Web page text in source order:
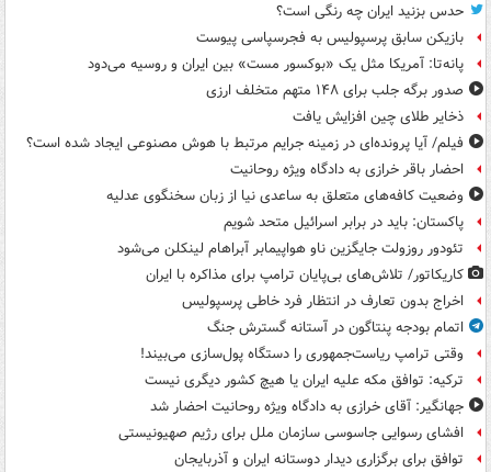
حدس بزنید ایران چه رنگی است؟
بازیکن سابق پرسپولیس به فجرسپاسی پیوست
پانه‌تا: آمریکا مثل یک «بوکسور مست» بین ایران و روسیه می‌دود
صدور برگه جلب برای ۱۴۸ متهم متخلف ارزی
ذخایر طلای چین افزایش یافت
فیلم/ آیا پرونده‌ای در زمینه جرایم مرتبط با هوش مصنوعی ایجاد شده است؟
احضار باقر خرازی به دادگاه ویژه روحانیت
وضعیت کافه‌های متعلق به ساعدی نیا از زبان سخنگوی عدلیه
پاکستان: باید در برابر اسرائیل متحد شویم
تئودور روزولت جایگزین ناو هواپیمابر آبراهام لینکلن می‌شود
کاریکاتور/ تلاش‌های بی‌پایان ترامپ برای مذاکره با ایران
اخراج بدون تعارف در انتظار فرد خاطی پرسپولیس
اتمام بودجه پنتاگون در آستانه گسترش جنگ
وقتی ترامپ ریاست‌جمهوری را دستگاه پول‌سازی می‌بیند!
ترکیه: توافق مکه علیه ایران یا هیچ کشور دیگری نیست
جهانگیر: آقای خرازی به دادگاه ویژه روحانیت احضار شد
افشای رسوایی جاسوسی سازمان ملل برای رژیم صهیونیستی
توافق برای برگزاری دیدار دوستانه ایران و آذربایجان